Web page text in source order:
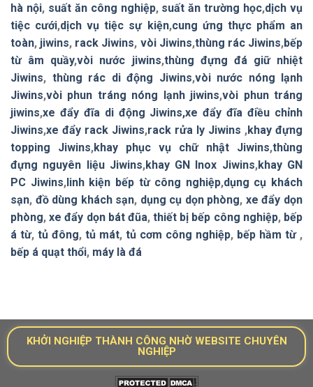
hà nội, suất ăn công nghiệp, suất ăn trường học,dịch vụ
tiệc cưới,dịch vụ tiệc sự kiện,cung ứng thực phẩm an
toàn, jiwins, rack Jiwins, vòi Jiwins,thùng rác Jiwins,bếp
từ âm quầy,vòi nước jiwins,thùng đựng đá giữ nhiệt
Jiwins, thùng rác di động Jiwins,vòi nước nóng lạnh
Jiwins,vòi phun tráng nóng lạnh jiwins,vòi phun tráng
jiwins,xe đẩy đĩa di động Jiwins,xe đẩy đĩa điều chỉnh
Jiwins,xe đẩy rack Jiwins,rack rửa ly Jiwins ,khay đựng
topping Jiwins,khay phục vụ chữ nhật Jiwins,thùng
đựng nguyên liệu Jiwins,khay GN Inox Jiwins,khay GN
PC Jiwins,linh kiện bếp từ công nghiệp,dụng cụ khách
sạn, đồ dùng khách sạn, dụng cụ dọn phòng, xe đẩy dọn
phòng,xe đẩy dọn bát đũa,thiết bị bếp công nghiệp, bếp
á từ, tủ đông, tủ mát, tủ cơm công nghiệp, bếp hầm từ,
bếp á quạt thổi, máy là đá
KHỞI NGHIỆP THÀNH CÔNG NHỜ WEBSITE CHUYÊN
NGHIỆP